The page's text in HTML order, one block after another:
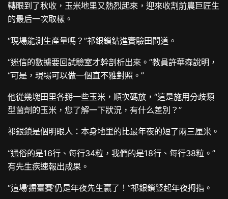
轉眼到了秋收，玉米地里又熱烈起來，迎來收割前農巨匠生
的最后一次取樣。
“現場能測生產量嗎？”祁銀鎖鉆進實驗田問道。
“迷信的數據要回試驗室才幹剖析出來。”教員許華森說明，
“可是，現場可以做一個直不雅對照。”
他從幾塊田里各掰一些玉米，順次碼放，“這是施用分歧類
型菌劑的玉米，您了解一下狀況，有什么差別？”
祁銀鎖是個明眼人：本身地里的比最年夜的短了兩三厘米。
“通俗的是16行、每行34粒，我們的是18行、每行38粒。”
有先生疾速報出成果。
“這場‘擂臺賽’仍是年夜先生贏了！”祁銀鎖豎起年夜拇指。